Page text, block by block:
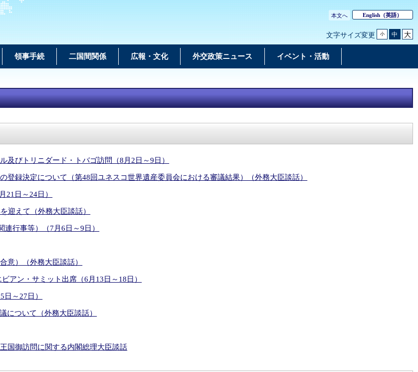
本文へ English （英語）
文字サイズ変更 小 中 大
領事手続 二国間関係 広報・文化 外交政策ニュース イベント・活動
及びトリニダード・トバゴ訪問（8月2日～9日）
登録決定について（第48回ユネスコ世界遺産委員会における審議結果）（外務大臣談話）
21日～24日）
迎えて（外務大臣談話）
行事等）（7月6日～9日）
意）（外務大臣談話）
アン・サミット出席（6月13日～18日）
～27日）
について（外務大臣談話）
国御訪問に関する内閣総理大臣談話